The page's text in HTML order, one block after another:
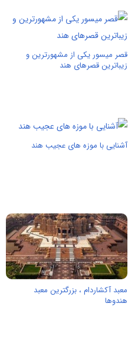
قصر میسور یکی از مشهورترین و
زیباترین قصرهای هند
آشنایی با موزه های عجیب هند
معبد آکشاردام ، بزرگترین معبد
هندوها